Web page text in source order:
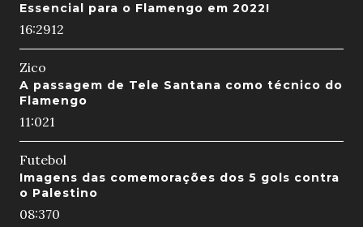
Essencial para o Flamengo em 2022!
16:2912
Zico
A passagem de Tele Santana como técnico do
Flamengo
11:021
Futebol
Imagens das comemorações dos 5 gols contra
o Palestino
08:370